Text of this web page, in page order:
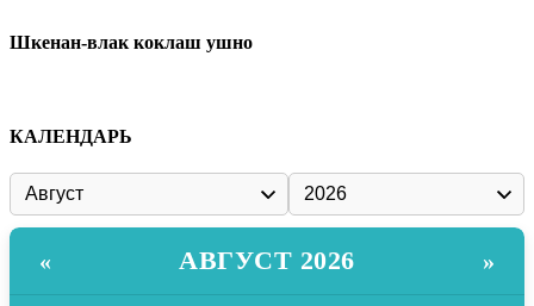
Шкенан-влак коклаш ушно
КАЛЕНДАРЬ
« АВГУСТ 2026 »